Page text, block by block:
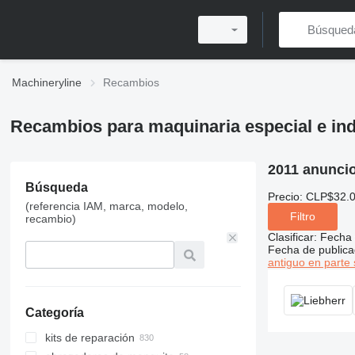
Machineryline Recambios
Recambios para maquinaria especial e
Búsqueda
(referencia IAM, marca, modelo,
recambio)
Categoría
kits de reparación
2011
Precio:
Filtro
Clasificar: Fecha
Fecha de
antiguo en parte